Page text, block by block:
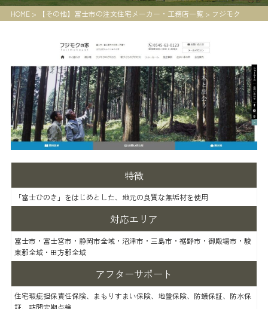
HOME> 【その他】富士市の注文住宅メーカー・工務店一覧> フジモク
特徴
「富士ひのき」をはじめとした、地元の良質な無垢材を使用
対応エリア
富士市・富士宮市・静岡市全域・沼津市・三島市・裾野市・御殿場市・駿
東郡全域・田方郡全域
アフターサポート
住宅瑕疵担保責任保険、まもりすまい保険、地盤保険、防蟻保証、防水保